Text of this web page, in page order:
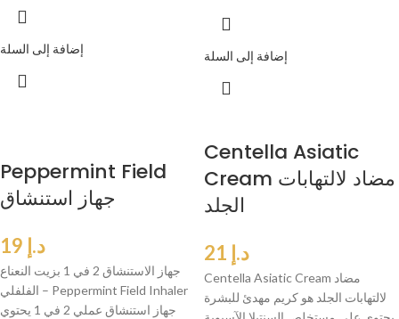
إضافة إلى السلة إضافة إلى السلة
Peppermint Field
جهاز استنشاق
د.إ
جهاز الاستنشاق 2 في 1 بزيت النعناع
الفلفلي – Peppermint Field Inhaler
جهاز استنشاق عملي 2 في 1 يحتوي
Centella Asiatic
Cream مضاد لالتهابات
الجلد
د.إ
Centella Asiatic Cream مضاد
لالتهابات الجلد هو كريم مهدئ للبشرة